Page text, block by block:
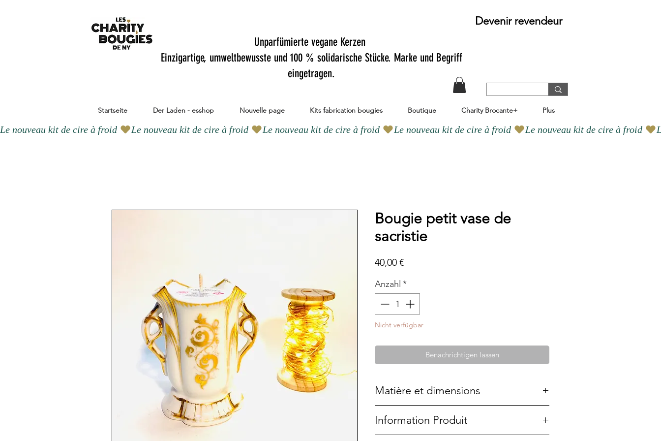
Unparfümierte vegane Kerzen
Einzigartige, umweltbewusste und 100 % solidarische Stücke. Marke und Begriff
eingetragen.
Devenir revendeur
Startseite Der Laden - esshop Nouvelle page Kits fabrication bougies Boutique Charity Brocante+ Plus
Le nouveau kit de cire à froid
Bougie petit vase de
sacristie
40,00 €Preis
Anzahl *
Nicht verfügbar
Benachrichtigen lassen
Matière et dimensions
11 cm x 6,5 cm
Information Produit